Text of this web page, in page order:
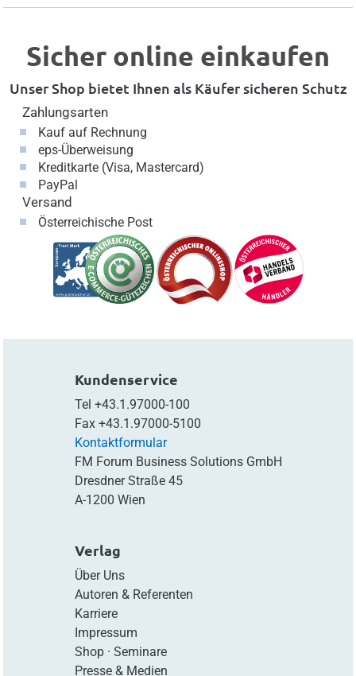
Sicher online einkaufen
Unser Shop bietet Ihnen als Käufer sicheren Schutz
Zahlungsarten
Kauf auf Rechnung
eps-Überweisung
Kreditkarte (Visa, Mastercard)
PayPal
Versand
Österreichische Post
Kundenservice
Tel +43.1.97000-100
Fax +43.1.97000-5100
Kontaktformular
FM Forum Business Solutions GmbH
Dresdner Straße 45
A-1200 Wien
Verlag
Über Uns
Autoren & Referenten
Karriere
Impressum
Shop· Seminare
Presse & Medien